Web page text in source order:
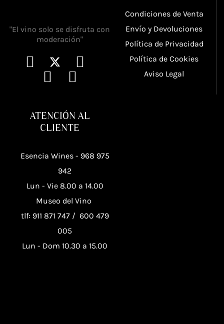
"El vino solo se disfruta con
moderación"
Condiciones de Venta
Envío y Devoluciones
Política de Privacidad
Política de Cookies
Aviso Legal
ATENCIÓN AL
CLIENTE
Esencia Wines - 968 975
942
Lun - Vie 8.00 a 14.00
Museo del Vino
tlf: 911 871 747/ 600 479
005
Lun - Dom 10.30 a 15.00